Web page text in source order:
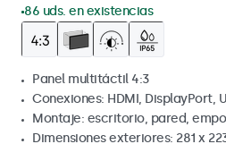
86 uds. en existencias
Panel multitáctil 4:3
Conexiones: HDMI, DisplayPort,
Montaje: escritorio, pared,
Dimensiones exteriores: 281 x